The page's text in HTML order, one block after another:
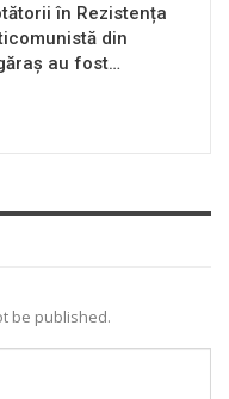
în Rezistența
din
au fost…
be published.